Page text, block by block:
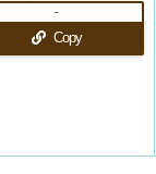
Copy
-